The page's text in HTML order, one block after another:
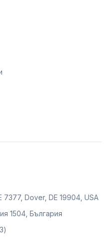
7377, Dover, DE 19904, USA
1504, България